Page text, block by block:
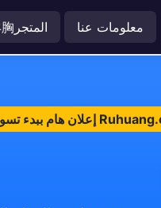
乳皇丰胸المتجر معلومات عنا